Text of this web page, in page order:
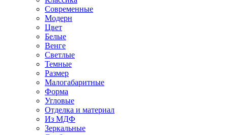
Современные
Модерн
Цвет
Белые
Венге
Светлые
Темные
Размер
Малогабаритные
Форма
Угловые
Отделка и материал
Из МДФ
Зеркальные